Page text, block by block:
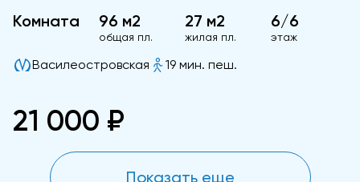
Комната
96 м2
общая пл.
27 м2
жилая пл.
6/6
этаж
Василеостровская 19 мин. пеш.
21 000 ₽
Показать еще